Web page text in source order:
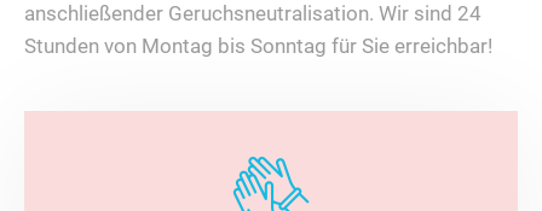
anschließender Geruchsneutralisation. Wir sind 24
Stunden von Montag bis Sonntag für Sie erreichbar!